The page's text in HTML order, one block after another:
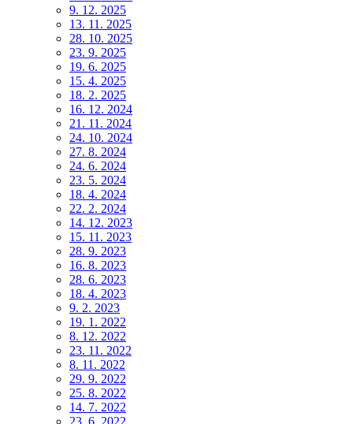
9. 12. 2025
13. 11. 2025
28. 10. 2025
23. 9. 2025
19. 6. 2025
15. 4. 2025
18. 2. 2025
16. 12. 2024
21. 11. 2024
24. 10. 2024
27. 8. 2024
24. 6. 2024
23. 5. 2024
18. 4. 2024
22. 2. 2024
14. 12. 2023
15. 11. 2023
28. 9. 2023
16. 8. 2023
28. 6. 2023
18. 4. 2023
9. 2. 2023
19. 1. 2022
8. 12. 2022
23. 11. 2022
8. 11. 2022
29. 9. 2022
25. 8. 2022
14. 7. 2022
23. 6. 2022